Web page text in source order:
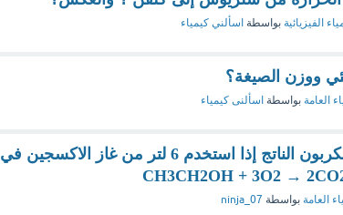
الفيزيائية بواسطة اسألني كيمياء
ووزن الصيغة؟
العامة بواسطة اسألنى كيمياء
ما حجم غاز ثاني أكسيد الكربون الناتج إذا استخدم 6 لتر من غاز الاكسجين في
العامة بواسطة ninja_07